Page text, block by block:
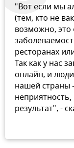
"Вот если мы
(тем, кто не
возможно, это
ресторанах
Так как у нас
онлайн, и
нашей страны
результат", -